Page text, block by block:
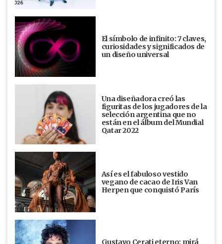
El símbolo de infinito: 7 claves,
curiosidades y significados de
un diseño universal
Una diseñadora creó las
figuritas de los jugadores de la
selección argentina que no
están en el álbum del Mundial
Qatar 2022
Así es el fabuloso vestido
vegano de cacao de Iris Van
Herpen que conquistó París
Gustavo Cerati eterno: mirá